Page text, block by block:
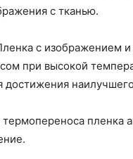
с тканью.
с изображением
при высокой
наилучшего
пленка